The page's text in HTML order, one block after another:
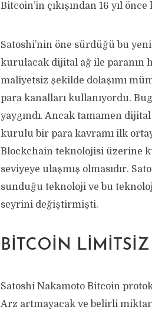
Bitcoin’in çıkışından 16 yıl
Satoshi’nin öne sürdüğü bu
kurulacak dijital ağ ile paranın
maliyetsiz şekilde dolaşımı
para kanalları kullanıyordu.
yaygındı. Ancak tamamen
kurulu bir para kavramı ilk
Blockchain teknolojisi üzerine
seviyeye ulaşmış olmasıdır.
sunduğu teknoloji ve bu
seyrini değiştirmişti.
BITCOIN
Satoshi Nakamoto Bitcoin
Arz artmayacak ve belirli